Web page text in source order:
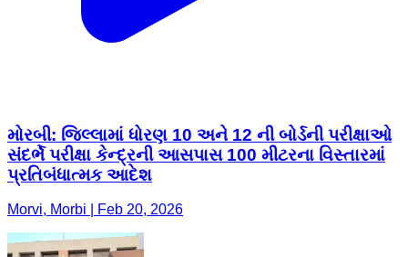
મોરબી: જિલ્લામાં ધોરણ 10 અને 12 ની બોર્ડની પરીક્ષાઓ
સંદર્ભે પરીક્ષા કેન્દ્રની આસપાસ 100 મીટરના વિસ્તારમાં
પ્રતિબંધાત્મક આદેશ
Morvi, Morbi | Feb 20, 2026